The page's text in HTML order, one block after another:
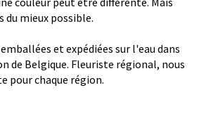
du mieux possible.
et expédiées sur l'eau dans
de Belgique. Fleuriste régional, nous
pour chaque région.